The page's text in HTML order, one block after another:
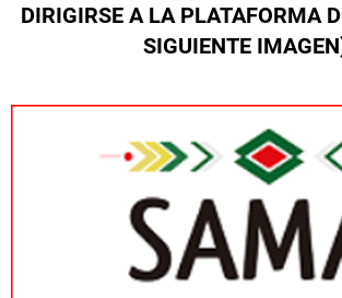
DIRIGIRSE A LA PLATAFORMA
SIGUIENTE